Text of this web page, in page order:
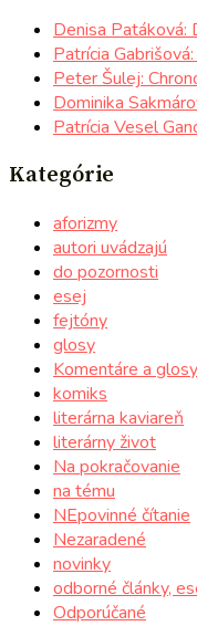
Denisa Patáková:
Patrícia
Peter Šulej:
Dominika
Patrícia Vesel
Kategórie
aforizmy
autori uvádzajú
do pozornosti
esej
fejtóny
glosy
Komentáre a glosy
komiks
literárna kaviareň
literárny život
Na pokračovanie
na tému
NEpovinné čítanie
Nezaradené
novinky
odborné články,
Odporúčané